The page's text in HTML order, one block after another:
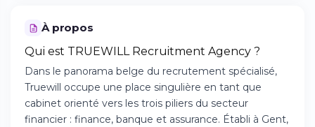
À propos
Qui est TRUEWILL Recruitment Agency ?
Dans le panorama belge du recrutement spécialisé,
Truewill occupe une place singulière en tant que
cabinet orienté vers les trois piliers du secteur
financier : finance, banque et assurance. Établi à Gent,